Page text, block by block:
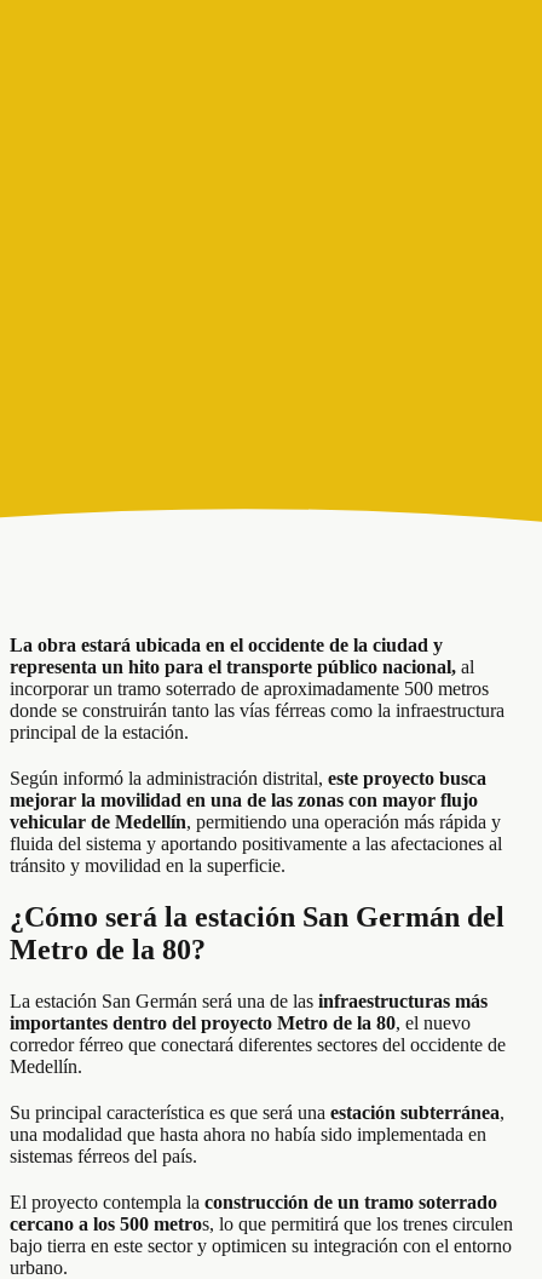
La obra estará ubicada en el occidente de la ciudad y
representa un hito para el transporte público nacional, al
incorporar un tramo soterrado de aproximadamente 500 metros
donde se construirán tanto las vías férreas como la infraestructura
principal de la estación.
Según informó la administración distrital, este proyecto busca
mejorar la movilidad en una de las zonas con mayor flujo
vehicular de Medellín, permitiendo una operación más rápida y
fluida del sistema y aportando positivamente a las afectaciones al
tránsito y movilidad en la superficie.
¿Cómo será la estación San Germán del
Metro de la 80?
La estación San Germán será una de las infraestructuras más
importantes dentro del proyecto Metro de la 80, el nuevo
corredor férreo que conectará diferentes sectores del occidente de
Medellín.
Su principal característica es que será una estación subterránea,
una modalidad que hasta ahora no había sido implementada en
sistemas férreos del país.
El proyecto contempla la construcción de un tramo soterrado
cercano a los 500 metros, lo que permitirá que los trenes circulen
bajo tierra en este sector y optimicen su integración con el entorno
urbano.